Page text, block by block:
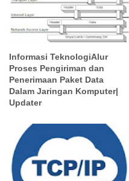
Informasi TeknologiAlur
Proses Pengiriman dan
Penerimaan Paket Data
Dalam Jaringan Komputer|
Updater